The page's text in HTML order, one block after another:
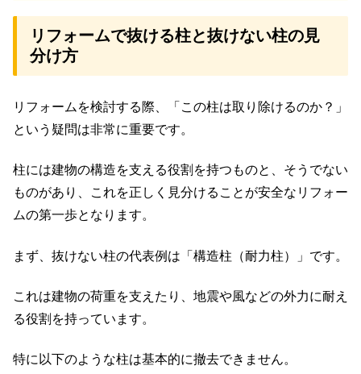
リフォームで抜ける柱と抜けない柱の見
分け方
リフォームを検討する際、「この柱は取り除けるのか？」
という疑問は非常に重要です。
柱には建物の構造を支える役割を持つものと、そうでない
ものがあり、これを正しく見分けることが安全なリフォー
ムの第一歩となります。
まず、抜けない柱の代表例は「構造柱（耐力柱）」です。
これは建物の荷重を支えたり、地震や風などの外力に耐え
る役割を持っています。
特に以下のような柱は基本的に撤去できません。